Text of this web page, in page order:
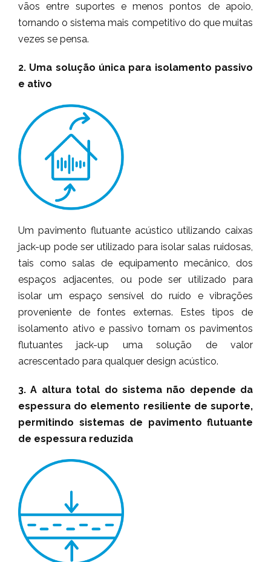
vãos entre suportes e menos pontos de apoio,
tornando o sistema mais competitivo do que muitas
vezes se pensa.
2. Uma solução única para isolamento passivo
e ativo
Um pavimento flutuante acústico utilizando caixas
jack-up pode ser utilizado para isolar salas ruidosas,
tais como salas de equipamento mecânico, dos
espaços adjacentes, ou pode ser utilizado para
isolar um espaço sensível do ruído e vibrações
proveniente de fontes externas. Estes tipos de
isolamento ativo e passivo tornam os pavimentos
flutuantes jack-up uma solução de valor
acrescentado para qualquer design acústico.
3. A altura total do sistema não depende da
espessura do elemento resiliente de suporte,
permitindo sistemas de pavimento flutuante
de espessura reduzida